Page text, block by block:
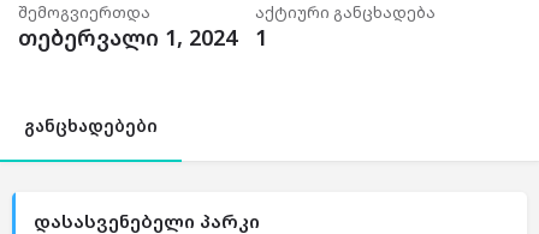
შემოგვიერთდა
თებერვალი 1, 2024
აქტიური განცხადება
1
განცხადებები
დასასვენებელი პარკი